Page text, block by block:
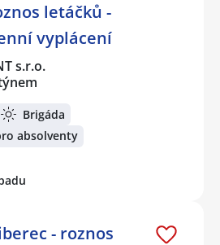
letáčků -
vyplácení
s.r.o.
Brigáda
absolventy
- roznos